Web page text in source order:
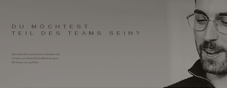
DU MÖCHTEST
TEIL DES TEAMS SEIN?
Informiere Dich auf unserer Jobseite und
schicke uns direkt Deine Bewerbung zu.
Wir freuen uns auf Dich.